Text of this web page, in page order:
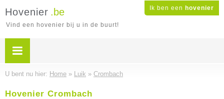
Ik ben een hovenier
Hovenier .be
Vind een hovenier bij u in de buurt!
U bent nu hier: Home » Luik » Crombach
Hovenier Crombach